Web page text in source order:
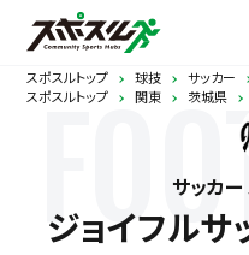
スポスルトップ 球技 サッカー
スポスルトップ
関東 茨城県
サッカー
ジョイフルサ